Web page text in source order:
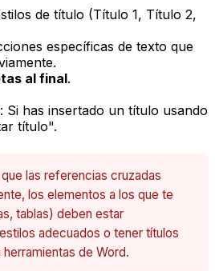
de título (Título 1, Título 2,
específicas de texto que
al final.
: Si has insertado un título usando
título".
que las referencias cruzadas
los elementos a los que te
tablas) deben estar
adecuados o tener títulos
de Word.